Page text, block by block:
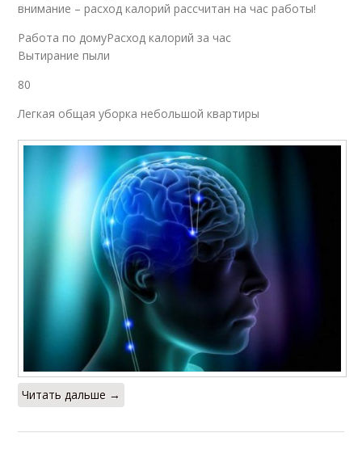
внимание – расход калорий рассчитан на час работы!
Работа по домуРасход калорий за час
Вытирание пыли
80
Легкая общая уборка небольшой квартиры
Читать дальше →